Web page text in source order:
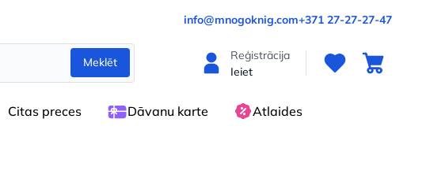
info@mnogoknig.com+371 27-27-27-47
Meklēt
Reģistrācija
Ieiet
Сitas preces Dāvanu karte Atlaides